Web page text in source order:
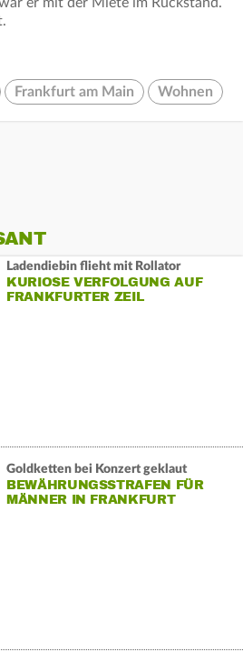
Frankfurt am Main Wohnen
Ladendiebin flieht mit Rollator
KURIOSE VERFOLGUNG AUF
FRANKFURTER ZEIL
Goldketten bei Konzert geklaut
BEWÄHRUNGSSTRAFEN FÜR
MÄNNER IN FRANKFURT